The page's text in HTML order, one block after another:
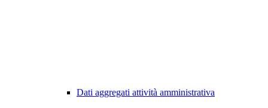
Dati aggregati attività amministrativa